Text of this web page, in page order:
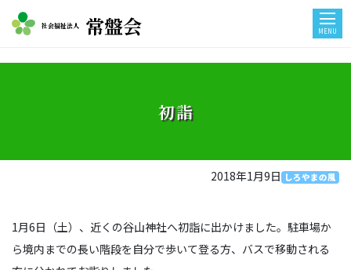
社会福祉法人 常盤会 MENU
初詣
2018年1月9日 しろやまの風
1月6日（土）、近くの谷山神社へ初詣に出かけました。駐車場か
ら境内までの長い階段を自分で歩いて登る方、バスで移動される